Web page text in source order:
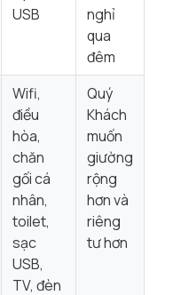
USB
nghỉ
qua
đêm
Wifi,
điều
hòa,
chăn
gối cá
nhân,
toilet,
sạc
USB,
TV, đèn
Quý
Khách
muốn
giường
rộng
hơn và
riêng
tư hơn